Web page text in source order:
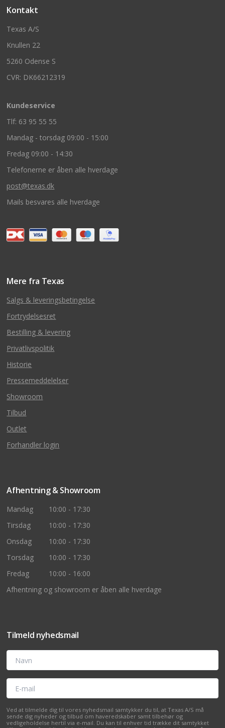
Kontakt
Texas A/S
Knullen 22
5260 Odense S
CVR: DK66212319
Kundeservice
Tlf: 63 95 55 55
Mandag - torsdag 09:00 - 15:00
Fredag 09:00 - 14:30
Telefonerne er åben alle hverdage
post@texas.dk
Mails besvares alle hverdage
Mere fra Texas
Salgs & leveringsbetingelse
Fortrydelsesret
Bestilling & levering
Privatlivspolitik
Historie
Pressemeddelelser
Showroom
Tilbud
Outlet
Forhandler login
Afhentning & Showroom
Mandag
10:00 - 17:30
Tirsdag
10:00 - 17:30
Onsdag
10:00 - 17:30
Torsdag
10:00 - 17:30
Fredag
10:00 - 16:00
Afhentning og showroom er åben alle hverdage
Tilmeld nyhedsmail
Navn
E-mail
Ved at tilmelde dig til vores nyhedsmail samtykker du til, at Texas A/S må
sende dig nyheder og tilbud om haveredskaber samt tilbehør og
vedligeholdelse hertil via e-mail. Du kan til enhver tid trække dit samtykket